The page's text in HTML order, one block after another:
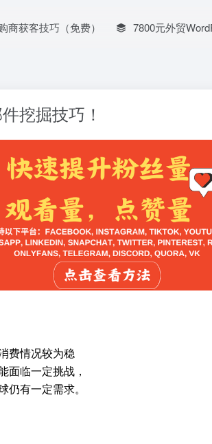
商获客技巧（免费） 7800元外贸
挖掘技巧！
费情况较为稳
面临一定挑战，
仍有一定需求。